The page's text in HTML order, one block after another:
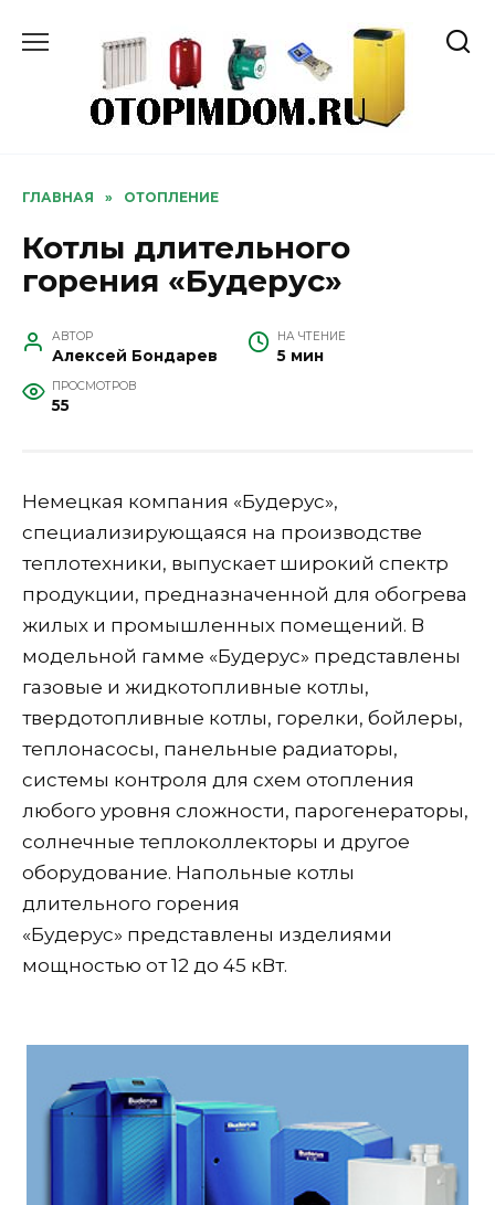
ГЛАВНАЯ » ОТОПЛЕНИЕ
Котлы длительного
горения «Будерус»
АВТОР
Алексей Бондарев
НА ЧТЕНИЕ
5 мин
ПРОСМОТРОВ
55
Немецкая компания «Будерус»,
специализирующаяся на производстве
теплотехники, выпускает широкий спектр
продукции, предназначенной для обогрева
жилых и промышленных помещений. В
модельной гамме «Будерус» представлены
газовые и жидкотопливные котлы,
твердотопливные котлы, горелки, бойлеры,
теплонасосы, панельные радиаторы,
системы контроля для схем отопления
любого уровня сложности, парогенераторы,
солнечные теплоколлекторы и другое
оборудование. Напольные котлы
длительного горения
«Будерус» представлены изделиями
мощностью от 12 до 45 кВт.